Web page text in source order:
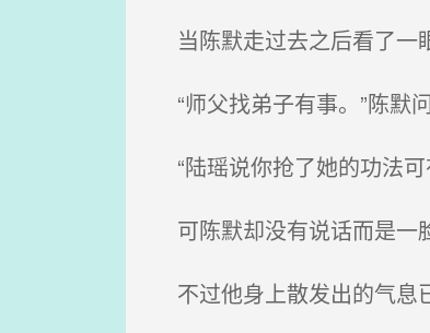
当陈默走过去之后看了一
“师父找弟子有事。”陈默问
“陆瑶说你抢了她的功法可
可陈默却没有说话而是一
不过他身上散发出的气息